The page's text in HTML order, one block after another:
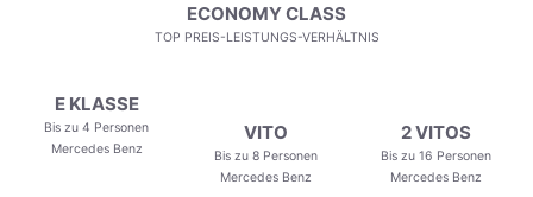
ECONOMY CLASS
TOP PREIS-LEISTUNGS-VERHÄLTNIS
E KLASSE
Bis zu 4 Personen
Mercedes Benz
VITO
Bis zu 8 Personen
Mercedes Benz
2 VITOS
Bis zu 16 Personen
Mercedes Benz